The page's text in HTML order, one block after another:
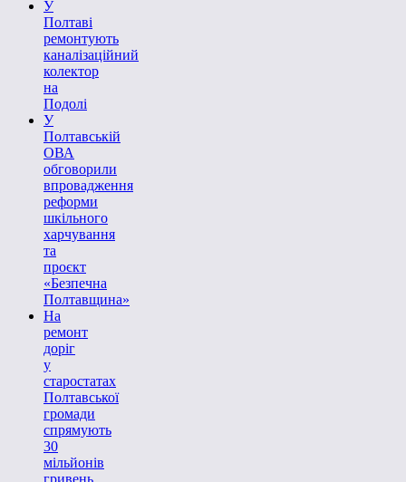
У
Полтаві
ремонтують
каналізаційний
колектор
на
Подолі
У
Полтавській
ОВА
обговорили
впровадження
реформи
шкільного
харчування
та
проєкт
«Безпечна
Полтавщина»
На
ремонт
доріг
у
старостатах
Полтавської
громади
спрямують
30
мільйонів
гривень